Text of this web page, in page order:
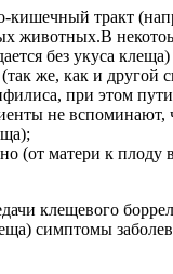
кишечный тракт
животных.В
без укуса клеща)
же, как и другой
при этом
не вспоминают,
(от матери к плоду
клещевого
симптомы